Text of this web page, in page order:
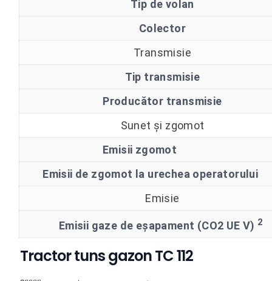
Tip de volan
Colector
Transmisie
Tip transmisie
Producător transmisie
Sunet și zgomot
Emisii zgomot
Emisii de zgomot la urechea
Emisie
Emisii gaze de eșapament (CO2 UE V) 2
Tractor tuns gazon TC 112